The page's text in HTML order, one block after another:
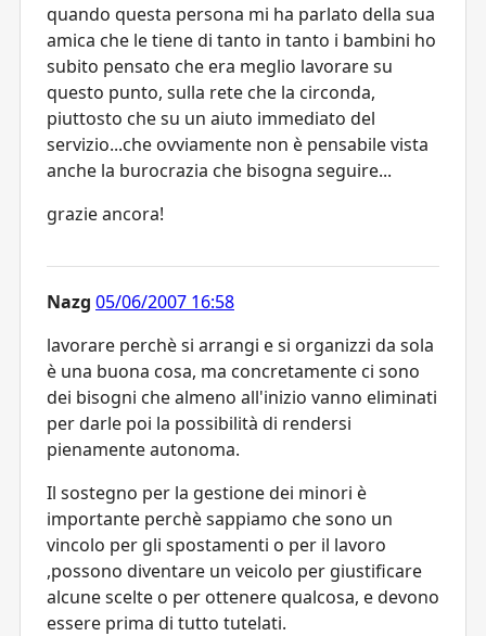
quando questa persona mi ha parlato della sua
amica che le tiene di tanto in tanto i bambini ho
subito pensato che era meglio lavorare su
questo punto, sulla rete che la circonda,
piuttosto che su un aiuto immediato del
servizio...che ovviamente non è pensabile vista
anche la burocrazia che bisogna seguire...
grazie ancora!
Nazg 05/06/2007 16:58
lavorare perchè si arrangi e si organizzi da sola
è una buona cosa, ma concretamente ci sono
dei bisogni che almeno all'inizio vanno eliminati
per darle poi la possibilità di rendersi
pienamente autonoma.
Il sostegno per la gestione dei minori è
importante perchè sappiamo che sono un
vincolo per gli spostamenti o per il lavoro
,possono diventare un veicolo per giustificare
alcune scelte o per ottenere qualcosa, e devono
essere prima di tutto tutelati.